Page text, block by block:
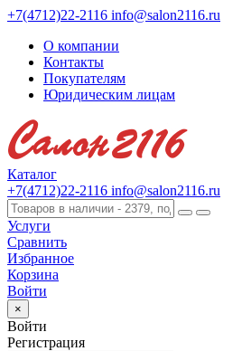
+7(4712)22-2116 info@salon2116.ru
О компании
Контакты
Покупателям
Юридическим лицам
Каталог
+7(4712)22-2116 info@salon2116.ru
Услуги
Сравнить
Избранное
Корзина
Войти
×
Войти
Регистрация